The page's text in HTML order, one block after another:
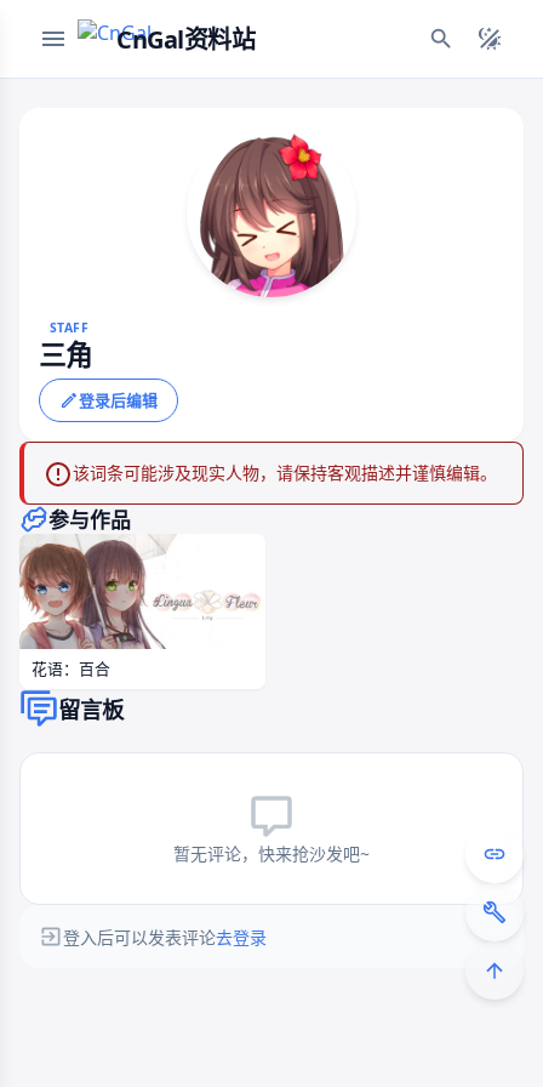
CnGal资料站
STAFF
三角
登录后编辑
该词条可能涉及现实人物，请保持客观描述并谨慎编辑。
参与作品
花语：百合
留言板
暂无评论，快来抢沙发吧~
登入后可以发表评论去登录